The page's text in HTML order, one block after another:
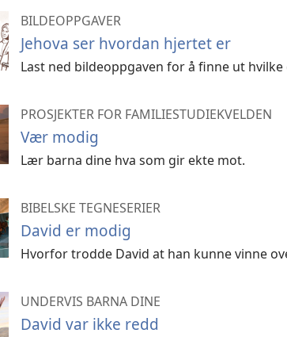
BILDEOPPGAVER
Jehova ser hvordan hjertet er
Last ned bildeoppgaven for å finne ut
PROSJEKTER FOR FAMILIE­STUDIE­KVELDEN
Vær modig
Lær barna dine hva som gir ekte mot.
BIBELSKE TEGNESERIER
David er modig
Hvorfor trodde David at han kunne vinne
UNDERVIS BARNA DINE
David var ikke redd